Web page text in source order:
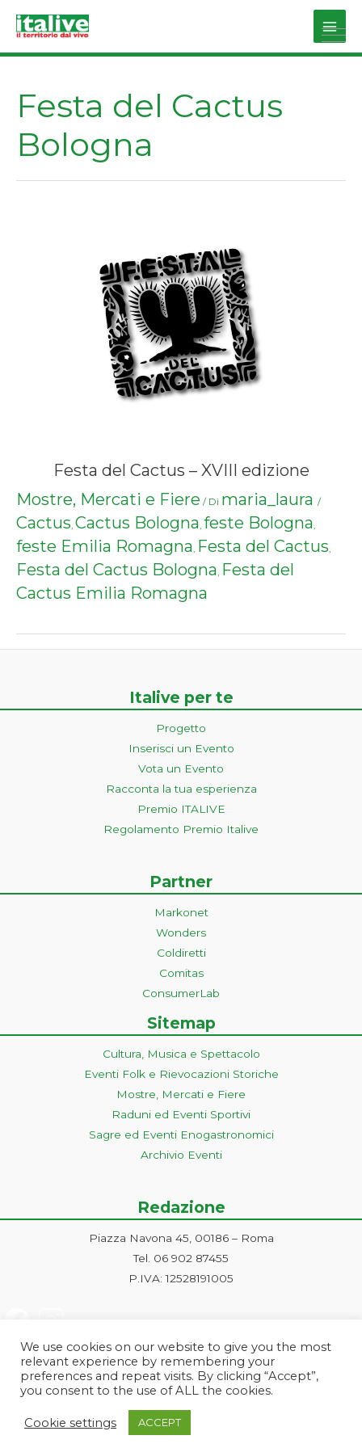
Main
Festa del Cactus
Bologna
Festa del Cactus – XVIII edizione
Mostre, Mercati e Fiere / Di maria_laura /
Cactus, Cactus Bologna, feste Bologna,
feste Emilia Romagna, Festa del Cactus,
Festa del Cactus Bologna, Festa del
Cactus Emilia Romagna
Italive per te
Progetto
Inserisci un Evento
Vota un Evento
Racconta la tua esperienza
Premio ITALIVE
Regolamento Premio Italive
Partner
Markonet
Wonders
Coldiretti
Comitas
ConsumerLab
Sitemap
Cultura, Musica e Spettacolo
Eventi Folk e Rievocazioni Storiche
Mostre, Mercati e Fiere
Raduni ed Eventi Sportivi
Sagre ed Eventi Enogastronomici
Archivio Eventi
Redazione
Piazza Navona 45, 00186 – Roma
Tel. 06 902 87455
P.IVA: 12528191005
Roma | PI e CF: 12528191005 | markonetsrl@pec.it |
We use cookies on our website to give you the most
relevant experience by remembering your
preferences and repeat visits. By clicking “Accept”,
you consent to the use of ALL the cookies.
Cookie settings ACCEPT